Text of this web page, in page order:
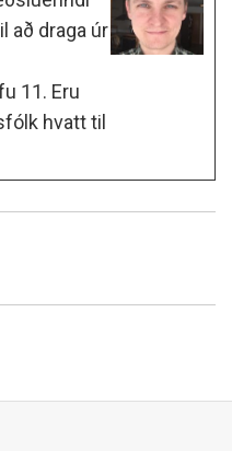
að draga úr
11. Eru
hvatt til